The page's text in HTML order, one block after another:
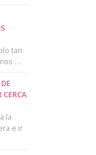
tan
…
la
e ir